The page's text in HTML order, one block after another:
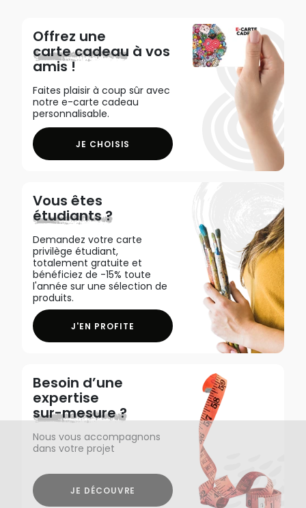
Offrez une
carte cadeau à vos
amis !
Faites plaisir à coup sûr avec
notre e-carte cadeau
personnalisable.
JE CHOISIS
Vous êtes
étudiants ?
Demandez votre carte
privilège étudiant,
totalement gratuite et
bénéficiez de -15% toute
l'année sur une sélection de
produits.
J'EN PROFITE
Besoin d’une
expertise
sur-mesure ?
Nous vous accompagnons
dans votre projet
JE DÉCOUVRE